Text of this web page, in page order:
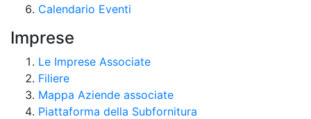
Calendario Eventi
Imprese
Le Imprese Associate
Filiere
Mappa Aziende associate
Piattaforma della Subfornitura